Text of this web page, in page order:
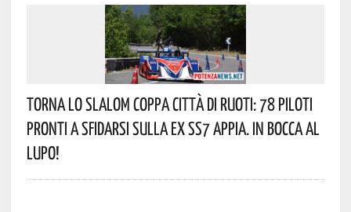
Torna Lo Slalom Coppa Città Di Ruoti: 78 Piloti
Pronti A Sfidarsi Sulla Ex SS7 Appia. In Bocca Al
Lupo!